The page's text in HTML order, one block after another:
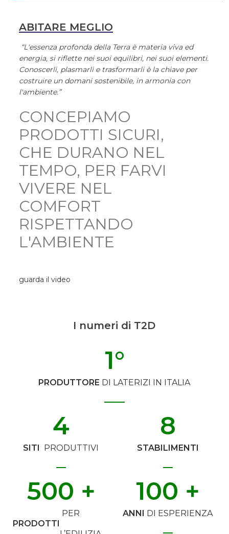
ABITARE MEGLIO
“L'essenza profonda della Terra è materia viva ed
energia, si riflette nei suoi equilibri, nei suoi elementi.
Conoscerli, plasmarli e trasformarli è la chiave per
costruire un domani sostenibile, in armonia con
l'ambiente.”
CONCEPIAMO
PRODOTTI SICURI,
CHE DURANO NEL
TEMPO, PER FARVI
VIVERE NEL
COMFORT
RISPETTANDO
L'AMBIENTE
guarda il video
I numeri di T2D
PRODUTTORE DI LATERIZI IN ITALIA
1°
SITI PRODUTTIVI
4
STABILIMENTI
8
PRODOTTI
PER
500 +
ANNI DI ESPERIENZA
100 +